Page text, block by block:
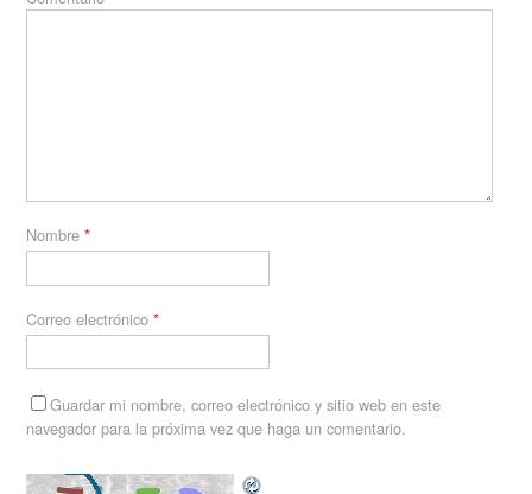
Nombre*
Correo electrónico*
Guardar mi nombre, correo electrónico y sitio web en este
navegador para la próxima vez que haga un comentario.